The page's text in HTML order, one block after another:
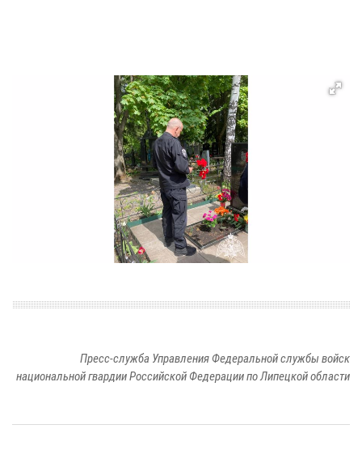
Пресс-служба Управления Федеральной службы войск
национальной гвардии Российской Федерации по Липецкой области